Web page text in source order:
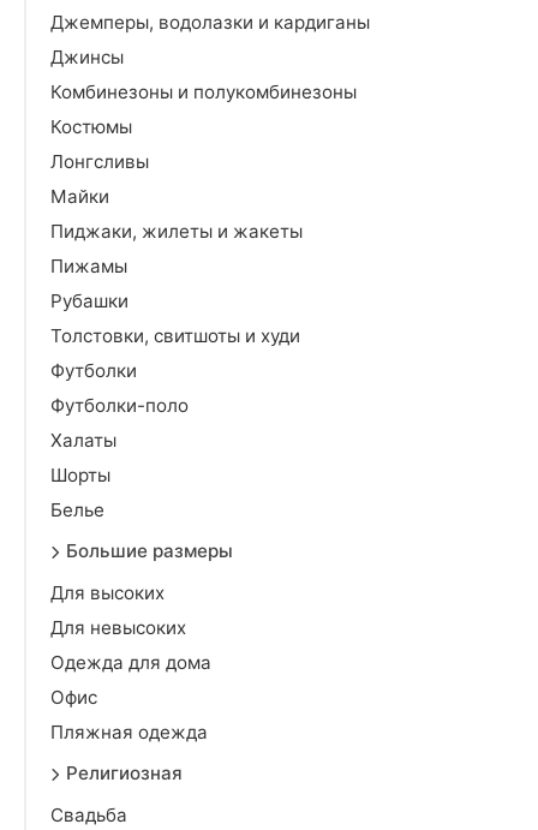
Джемперы, водолазки и кардиганы
Джинсы
Комбинезоны и полукомбинезоны
Костюмы
Лонгсливы
Майки
Пиджаки, жилеты и жакеты
Пижамы
Рубашки
Толстовки, свитшоты и худи
Футболки
Футболки-поло
Халаты
Шорты
Белье
Большие размеры
Для высоких
Для невысоких
Одежда для дома
Офис
Пляжная одежда
Религиозная
Свадьба